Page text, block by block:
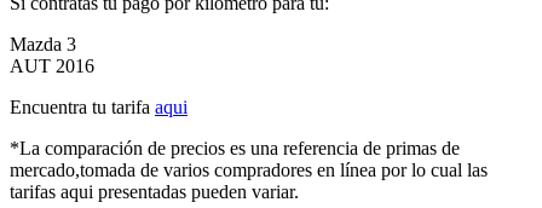
Mazda 3
AUT 2016
Encuentra tu tarifa aqui
*La comparación de precios es una referencia de primas de
mercado,tomada de varios compradores en línea por lo cual las
tarifas aqui presentadas pueden variar.